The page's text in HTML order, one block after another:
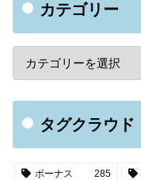
カテゴリー
タグクラウド
ボーナス 285